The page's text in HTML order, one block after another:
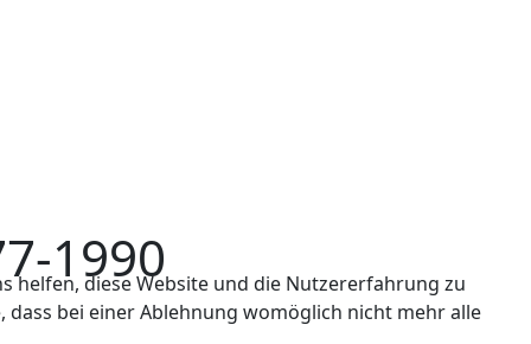
1990
helfen, diese Website und die Nutzererfahrung zu
dass bei einer Ablehnung womöglich nicht mehr alle